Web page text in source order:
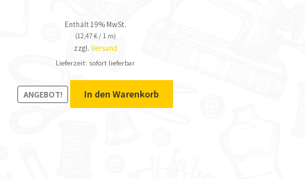
Enthält 19% MwSt.
(12,47€/ 1 m)
zzgl. Versand
Lieferzeit: sofort lieferbar
ANGEBOT! In den Warenkorb